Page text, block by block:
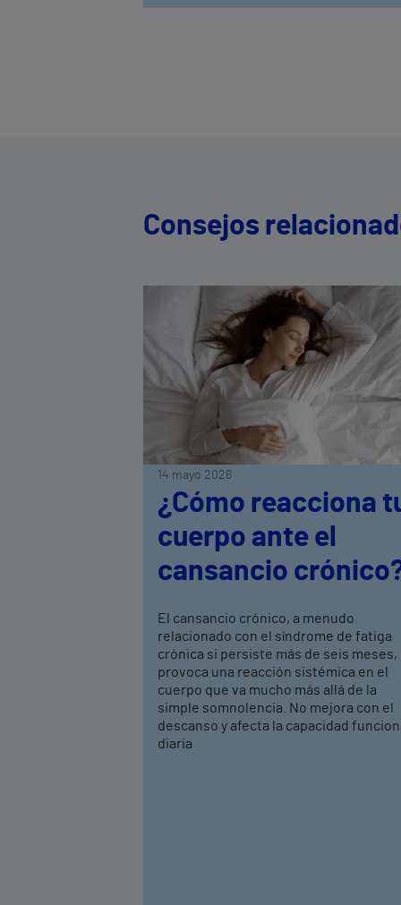
Consejos
14 mayo 2026
¿Cómo reacciona
cuerpo ante el
cansancio
El cansancio crónico, a menudo
relacionado con el síndrome de fatiga
crónica si persiste más de seis meses,
provoca una reacción sistémica en el
cuerpo que va mucho más allá de la
simple somnolencia. No mejora con el
descanso y afecta la capacidad
diaria